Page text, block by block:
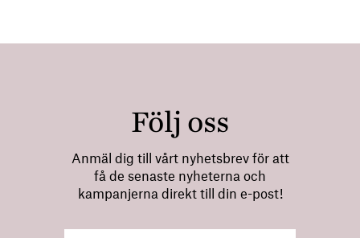
Följ oss
Anmäl dig till vårt nyhetsbrev för att
få de senaste nyheterna och
kampanjerna direkt till din e-post!